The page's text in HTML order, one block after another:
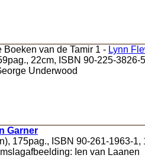
Boeken van de Tamir 1 - Lynn
22cm, ISBN 90-225-
Underwood
Garner
175pag., ISBN 90-261-1963-
Ien van Laanen